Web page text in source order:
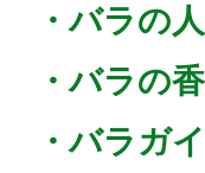
・バラの
・バラの
・バラガ